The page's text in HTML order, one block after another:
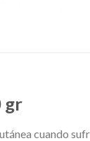
gr
cuando